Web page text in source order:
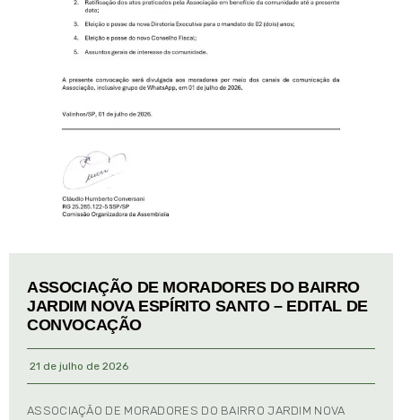
ASSOCIAÇÃO DE MORADORES DO BAIRRO
JARDIM NOVA ESPÍRITO SANTO – EDITAL DE
CONVOCAÇÃO
21 de julho de 2026
ASSOCIAÇÃO DE MORADORES DO BAIRRO JARDIM NOVA